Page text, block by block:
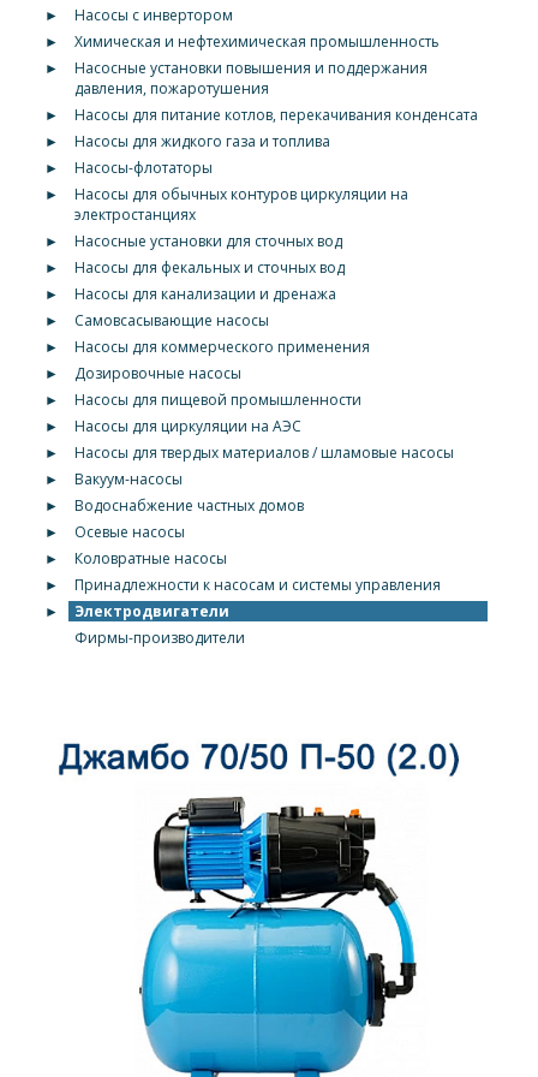
►
Насосы с инвертором
►
Химическая и нефтехимическая промышленность
►
Насосные установки повышения и поддержания
давления, пожаротушения
►
Насосы для питание котлов, перекачивания конденсата
►
Насосы для жидкого газа и топлива
►
Насосы-флотаторы
►
Насосы для обычных контуров циркуляции на
электростанциях
►
Насосные установки для сточных вод
►
Насосы для фекальных и сточных вод
►
Насосы для канализации и дренажа
►
Самовсасывающие насосы
►
Насосы для коммерческого применения
►
Дозировочные насосы
►
Насосы для пищевой промышленности
►
Насосы для циркуляции на АЭС
►
Насосы для твердых материалов / шламовые насосы
►
Вакуум-насосы
►
Водоснабжение частных домов
►
Осевые насосы
►
Коловратные насосы
►
Принадлежности к насосам и системы управления
►
Электродвигатели
Фирмы-производители